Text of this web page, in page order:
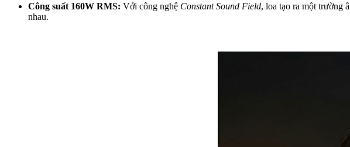
Công suất 160W RMS: Với công nghệ Constant Sound Field, loa tạo ra một trường
nhau.